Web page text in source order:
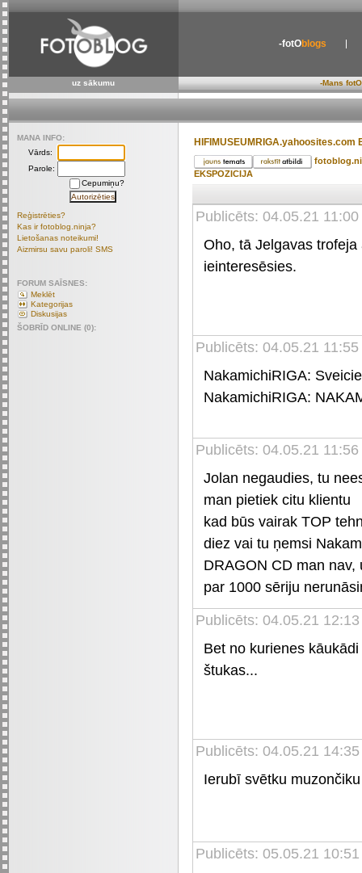
-fotOblogs
uz sākumu -Mans
HIFIMUSEUMRIGA.yahoosites.com
EKSPOZICIJA
Publicēts: 04.05.21 11:00
Oho, tā Jelgavas
ieinteresēsies.
Publicēts: 04.05.21 11:55
NakamichiRIGA:
NakamichiRIGA:
Publicēts: 04.05.21 11:56
Jolan negaudies, tu
man pietiek citu klientu
kad būs vairak TOP
diez vai tu ņemsi
DRAGON CD man
par 1000 sēriju
Publicēts: 04.05.21 12:13
Bet no kurienes
štukas...
Publicēts: 04.05.21 14:35
Ierubī svētku
Publicēts: 05.05.21 10:51
MANA INFO:
Vārds:
Parole:
Cepumiņu?
Reģistrēties?
Kas ir fotoblog.ninja?
Lietošanas noteikumi!
Aizmirsu savu paroli! SMS
FORUM SAĪSNES:
Meklēt
Kategorijas
Diskusijas
ŠOBRĪD ONLINE (0):